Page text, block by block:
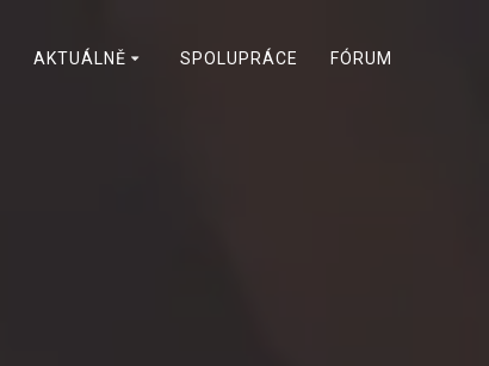
AKTUÁLNĚ SPOLUPRÁCE FÓRUM